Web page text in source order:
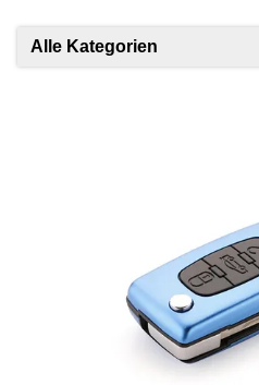
Alle Kategorien